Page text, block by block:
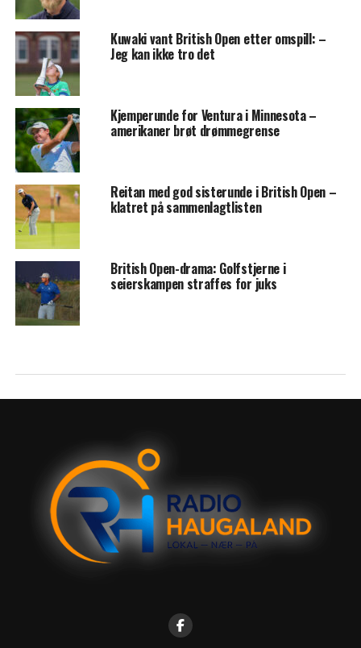
Kuwaki vant British Open etter omspill: –
Jeg kan ikke tro det
Kjemperunde for Ventura i Minnesota –
amerikaner brøt drømmegrense
Reitan med god sisterunde i British Open –
klatret på sammenlagtlisten
British Open-drama: Golfstjerne i
seierskampen straffes for juks